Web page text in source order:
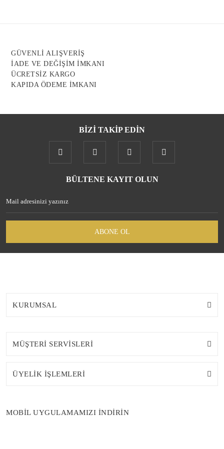
Bu ürüne benzer farklı alternatifler olmalı.
Gönder
GÜVENLİ ALIŞVERİŞ
İADE VE DEĞİŞİM İMKANI
ÜCRETSİZ KARGO
KAPIDA ÖDEME İMKANI
BİZİ TAKİP EDİN
BÜLTENE KAYIT OLUN
ABONE OL
KURUMSAL
MÜŞTERİ SERVİSLERİ
ÜYELİK İŞLEMLERİ
MOBİL UYGULAMAMIZI İNDİRİN